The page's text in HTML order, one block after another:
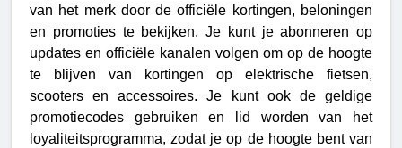
van het merk door de officiële kortingen, beloningen
en promoties te bekijken. Je kunt je abonneren op
updates en officiële kanalen volgen om op de hoogte
te blijven van kortingen op elektrische fietsen,
scooters en accessoires. Je kunt ook de geldige
promotiecodes gebruiken en lid worden van het
loyaliteitsprogramma, zodat je op de hoogte bent van